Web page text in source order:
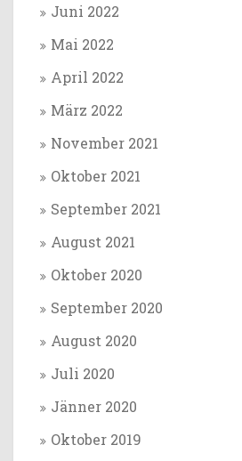
Juni 2022
Mai 2022
April 2022
März 2022
November 2021
Oktober 2021
September 2021
August 2021
Oktober 2020
September 2020
August 2020
Juli 2020
Jänner 2020
Oktober 2019